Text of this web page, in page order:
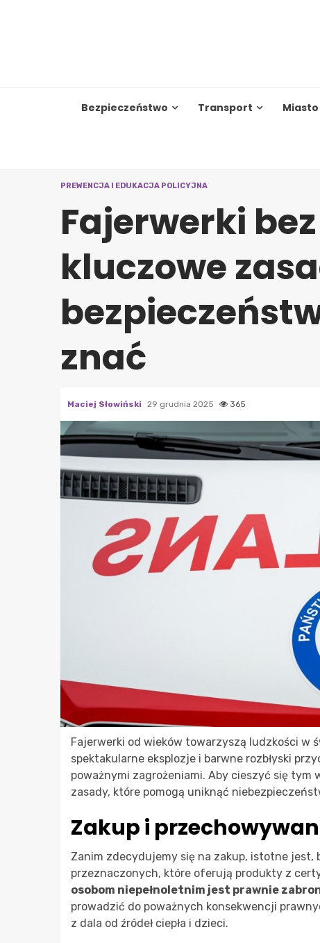
Bezpieczeństwo Transport Miasto
PREWENCJA I EDUKACJA POLICYJNA
Fajerwerki
kluczowe
znać
Maciej Słowiński 29 grudnia 2025 365
Fajerwerki od wieków towarzyszą ludzkości w
spektakularne eksplozje i barwne rozbłyski
poważnymi zagrożeniami. Aby cieszyć się tym
zasady, które pomogą uniknąć
Zakup i
Zanim zdecydujemy się na zakup, istotne
przeznaczonych, które oferują produkty z
osobom niepełnoletnim jest prawnie
prowadzić do poważnych konsekwencji
z dala od źródeł ciepła i dzieci.